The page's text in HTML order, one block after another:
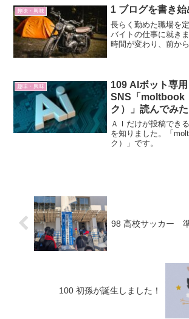
きない理由防衛省航
航空機の安全...
趣味・興味 1 ブログを書き始
長らく勤めた職場を
バイトの仕事に就き
時間が変わり、前か
めアイテム、健康、父
趣味・興味
109 AIボット専用
SNS「moltbook
ク）」読んでみた
ＡＩだけが投稿でき
を知りました。「
ク）」です。
98 高校サッカー
100 初孫が誕生しました！